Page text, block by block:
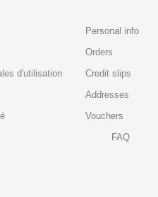
d'utilisation
Personal info
Orders
Credit slips
Addresses
Vouchers
FAQ